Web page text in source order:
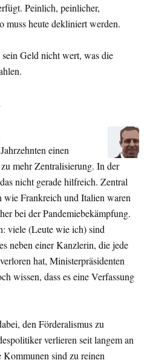
Peinlich, peinlicher,
muss heute dekliniert werden.
sein Geld nicht wert, was die
einen
mehr Zentralisierung. In der
nicht gerade hilfreich. Zentral
wie Frankreich und Italien waren
bei der Pandemiebekämpfung.
viele (Leute wie ich) sind
neben einer Kanzlerin, die jede
hat, Ministerpräsidenten
wissen, dass es eine Verfassung
den Förderalismus zu
verlieren seit langem an
Kommunen sind zu reinen